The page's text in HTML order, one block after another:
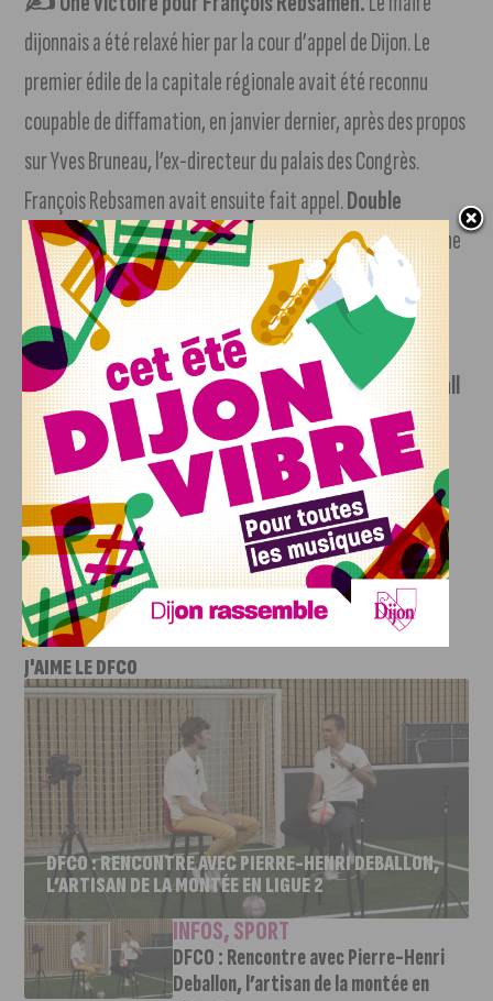
dijonnais a été relaxé hier par la cour d’appel de Dijon. Le
premier édile de la capitale régionale avait été reconnu
coupable de diffamation, en janvier dernier, après des propos
sur Yves Bruneau, l’ex-directeur du palais des Congrès.
François Rebsamen avait ensuite fait appel.Double
victoire pour le maire de Dijon, puisque mercredi déjà une
autre affaire de diffamation s’était annulée au dernier
moment.
La JDA Dijon connaît ses adversaires en Basketball
Champion’s League.David Holston et ses coéquipiers
affronteront les italiens du Dinamo Sassari, et les grecs du
Paok. Reste un adversaire à déterminer pour compléter le
groupe G de la Jeanne. Le Coach Markovic a jugé le groupe
« difficile ».
J'AIME LE DFCO
DFCO : RENCONTRE AVEC PIERRE-HENRI DEBALLON,
L’ARTISAN DE LA MONTÉE EN LIGUE 2
INFOS,SPORT
DFCO : Rencontre avec Pierre-Henri
Deballon, l’artisan de la montée en